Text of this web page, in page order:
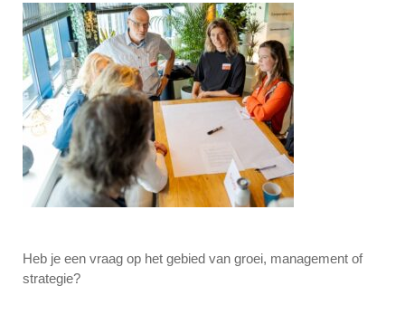
Heb je een vraag op het gebied van groei, management of
strategie?